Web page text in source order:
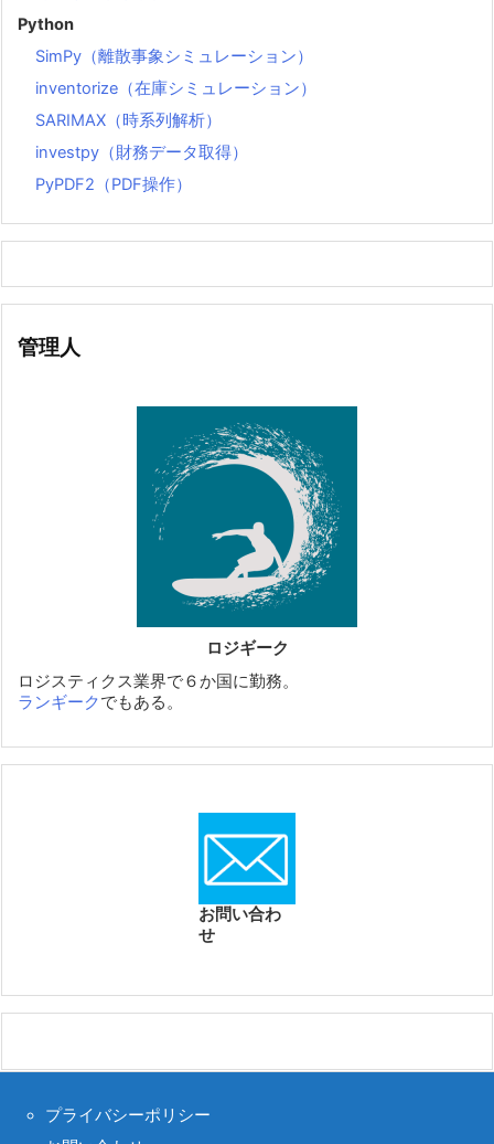
Python
SimPy（離散事象シミュレーション）
inventorize（在庫シミュレーション）
SARIMAX（時系列解析）
investpy（財務データ取得）
PyPDF2（PDF操作）
管理人
ロジギーク
ロジスティクス業界で６か国に勤務。
ランギークでもある。
お問い合わ
せ
プライバシーポリシー